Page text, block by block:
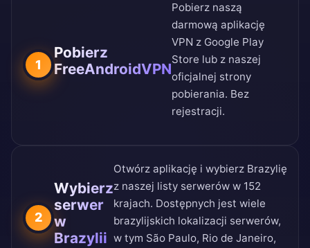
1
Pobierz
FreeAndroidVPN
Pobierz naszą
darmową aplikację
VPN z Google Play
Store lub z naszej
oficjalnej strony
pobierania. Bez
rejestracji.
2
Wybierz
serwer
w
Brazylii
Otwórz aplikację i wybierz Brazylię
z naszej listy serwerów w 152
krajach. Dostępnych jest wiele
brazylijskich lokalizacji serwerów,
w tym São Paulo, Rio de Janeiro,